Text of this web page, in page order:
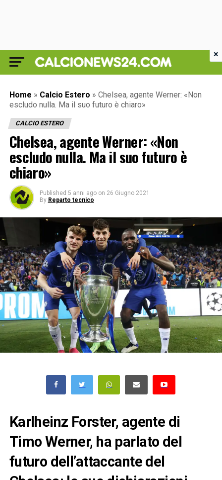
Home » Calcio Estero » Chelsea, agente Werner: «Non
escludo nulla. Ma il suo futuro è chiaro»
CALCIO ESTERO
Chelsea, agente Werner: «Non
escludo nulla. Ma il suo futuro è
chiaro»
Published 5 anni ago on 26 Giugno 2021
By Reparto tecnico
Karlheinz Forster, agente di
Timo Werner, ha parlato del
futuro dell’attaccante del
×